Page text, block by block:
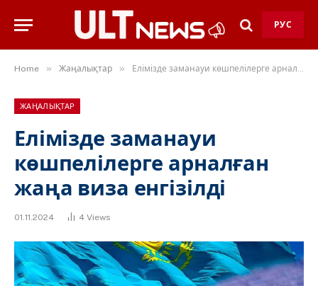
РУС
Home » Жаңалықтар » Елімізде заманауи көшпелілерге арналған жаңа виза енгізілді
ЖАҢАЛЫҚТАР
Елімізде заманауи
көшпелілерге арналған
жаңа виза енгізілді
01.11.2024 4 Views